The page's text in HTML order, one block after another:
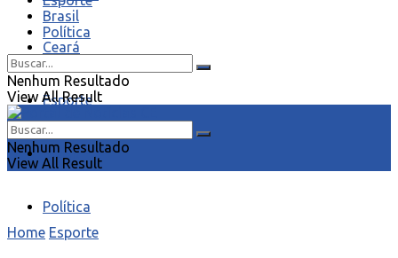
Ceará
Esporte
Brasil
Política
Brasil
Política
Nenhum Resultado
View All Result
Nenhum Resultado
View All Result
Home Esporte